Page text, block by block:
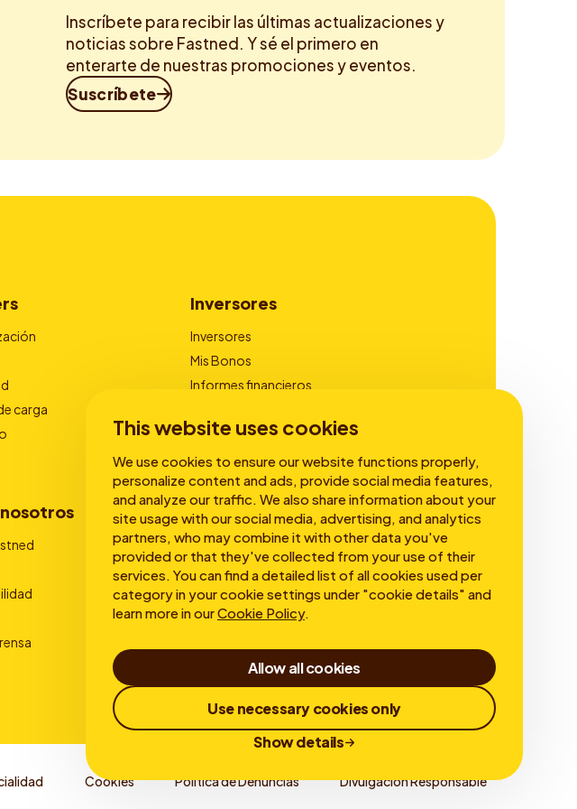
This website uses cookies
We use cookies to ensure our website functions properly,
personalize content and ads, provide social media features,
and analyze our traffic. We also share information about your
site usage with our social media, advertising, and analytics
partners, who may combine it with other data you've
provided or that they've collected from your use of their
services. You can find a detailed list of all cookies used per
category in your cookie settings under "cookie details" and
learn more in ourCookie Policy.
Allow all cookies
Use necessary cookies only
Show details
Inscríbete para recibir las últimas actualizaciones y
noticias sobre Fastned. Y sé el primero en
enterarte de nuestras promociones y eventos.
Suscríbete
carga
Inversores
Inversores
Mis Bonos
Informes financieros
Cookies Política de Denuncias Divulgación Responsable